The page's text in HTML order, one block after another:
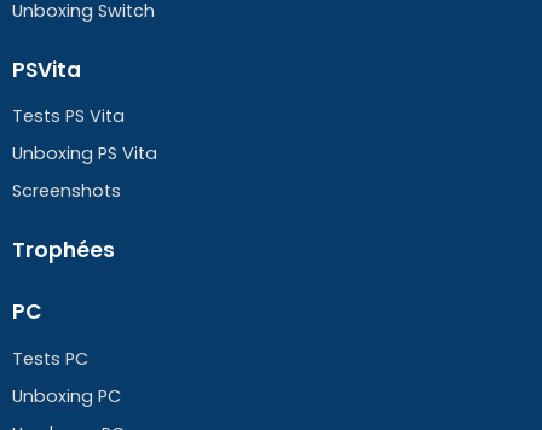
Unboxing Switch
PSVita
Tests PS Vita
Unboxing PS Vita
Screenshots
Trophées
PC
Tests PC
Unboxing PC